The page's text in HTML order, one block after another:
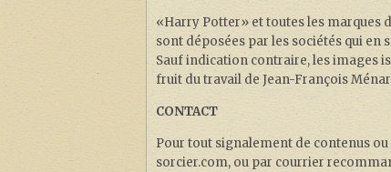
«Harry Potter» et toutes les marques
sont déposées par les sociétés qui en
Sauf indication contraire, les images
fruit du travail de Jean-François
CONTACT
Pour tout signalement de contenus
sorcier.com, ou par courrier